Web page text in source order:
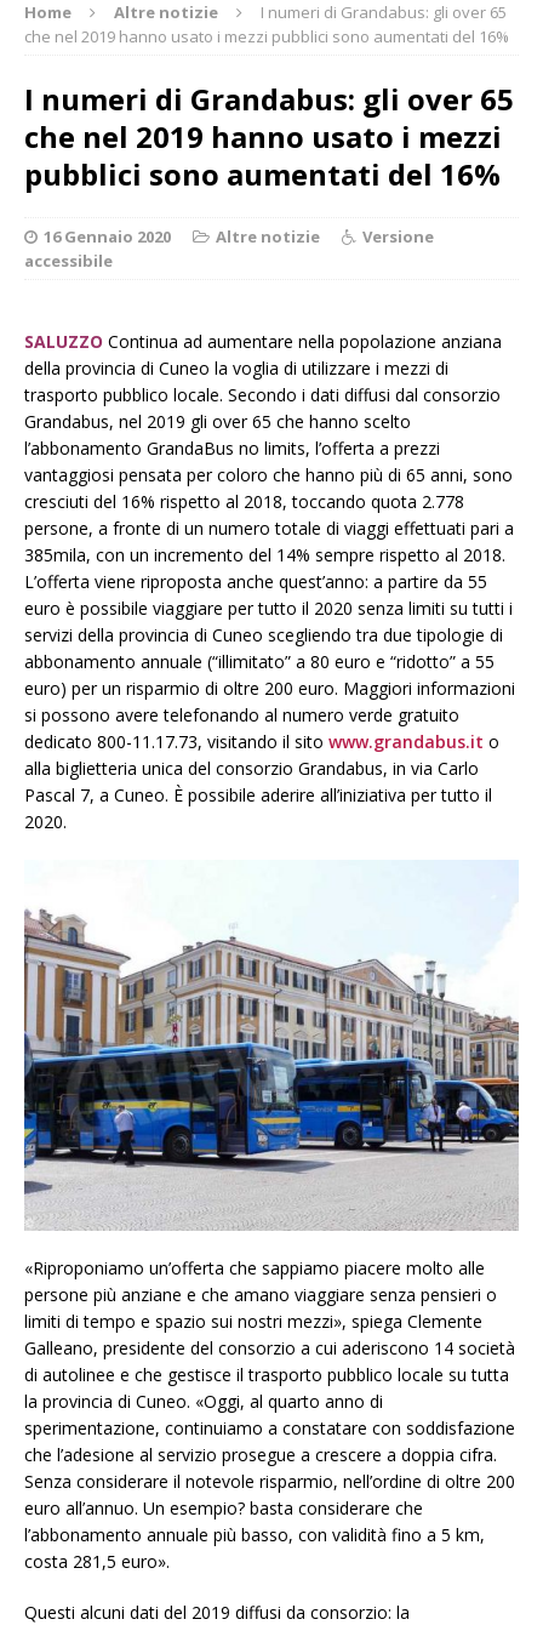
Home Altre notizie
I numeri di Grandabus: gli over 65
che nel 2019 hanno usato i mezzi pubblici sono aumentati del 16%
I numeri di Grandabus: gli over 65
che nel 2019 hanno usato i mezzi
pubblici sono aumentati del 16%
16 Gennaio 2020 Altre notizie
Versione
accessibile
SALUZZO Continua ad aumentare nella popolazione anziana
della provincia di Cuneo la voglia di utilizzare i mezzi di
trasporto pubblico locale. Secondo i dati diffusi dal consorzio
Grandabus, nel 2019 gli over 65 che hanno scelto
l’abbonamento GrandaBus no limits, l’offerta a prezzi
vantaggiosi pensata per coloro che hanno più di 65 anni, sono
cresciuti del 16% rispetto al 2018, toccando quota 2.778
persone, a fronte di un numero totale di viaggi effettuati pari a
385mila, con un incremento del 14% sempre rispetto al 2018.
L’offerta viene riproposta anche quest’anno: a partire da 55
euro è possibile viaggiare per tutto il 2020 senza limiti su tutti i
servizi della provincia di Cuneo scegliendo tra due tipologie di
abbonamento annuale (“illimitato” a 80 euro e “ridotto” a 55
euro) per un risparmio di oltre 200 euro. Maggiori informazioni
si possono avere telefonando al numero verde gratuito
dedicato 800-11.17.73, visitando il sito www.grandabus.it o
alla biglietteria unica del consorzio Grandabus, in via Carlo
Pascal 7, a Cuneo. È possibile aderire all’iniziativa per tutto il
2020.
«Riproponiamo un’offerta che sappiamo piacere molto alle
persone più anziane e che amano viaggiare senza pensieri o
limiti di tempo e spazio sui nostri mezzi», spiega Clemente
Galleano, presidente del consorzio a cui aderiscono 14 società
di autolinee e che gestisce il trasporto pubblico locale su tutta
la provincia di Cuneo. «Oggi, al quarto anno di
sperimentazione, continuiamo a constatare con soddisfazione
che l’adesione al servizio prosegue a crescere a doppia cifra.
Senza considerare il notevole risparmio, nell’ordine di oltre 200
euro all’annuo. Un esempio? basta considerare che
l’abbonamento annuale più basso, con validità fino a 5 km,
costa 281,5 euro».
Questi alcuni dati del 2019 diffusi da consorzio: la